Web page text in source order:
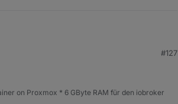
dann das umgeändert?
#127
on Proxmox * 6 GByte RAM für den iobroker